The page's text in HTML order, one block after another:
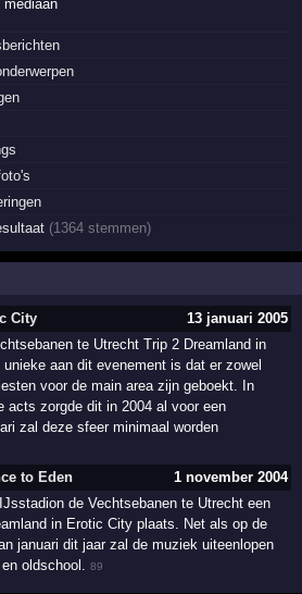
mediaan
(1364 stemmen)
City
13 januari 2005
te Utrecht Trip 2 Dreamland in
aan dit evenement is dat er zowel
voor de main area zijn geboekt. In
acts zorgde dit in 2004 al voor een
zal deze sfeer minimaal worden
to Eden
1 november 2004
de Vechtsebanen te Utrecht een
in Erotic City plaats. Net als op de
januari dit jaar zal de muziek uiteenlopen
en oldschool.89